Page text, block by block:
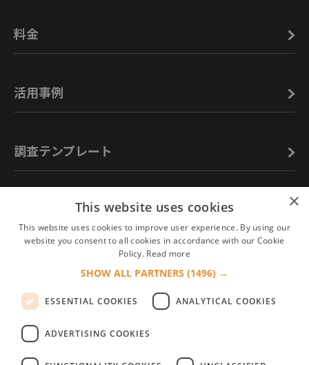
料金
活用事例
調査テンプレート
お役立ち情報
よくあるご質問
×
This website uses cookies
This website uses cookies to improve user experience. By using our
website you consent to all cookies in accordance with our Cookie
Policy. Read more
SHOW ALL PARTNERS (1496) →
ESSENTIAL COOKIES ANALYTICAL COOKIES
ADVERTISING COOKIES